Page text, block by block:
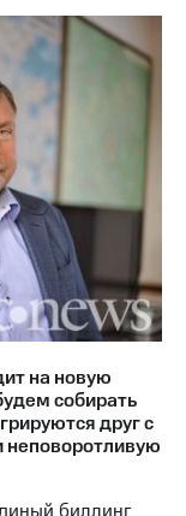
на новую
собирать
друг с
неповоротливую